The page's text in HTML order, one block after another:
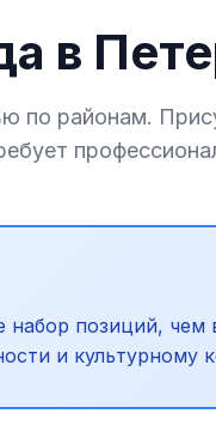
в
по районам.
позиций, чем
и культурному